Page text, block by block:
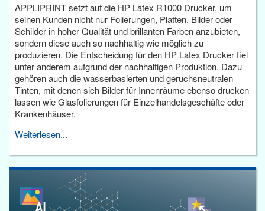
APPLIPRINT setzt auf die HP Latex R1000 Drucker, um
seinen Kunden nicht nur Folierungen, Platten, Bilder oder
Schilder in hoher Qualität und brillanten Farben anzubieten,
sondern diese auch so nachhaltig wie möglich zu
produzieren. Die Entscheidung für den HP Latex Drucker fiel
unter anderem aufgrund der nachhaltigen Produktion. Dazu
gehören auch die wasserbasierten und geruchsneutralen
Tinten, mit denen sich Bilder für Innenräume ebenso drucken
lassen wie Glasfolierungen für Einzelhandelsgeschäfte oder
Krankenhäuser.
Weiterlesen...